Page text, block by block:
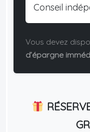
Conseil
Vous devez
d’épargne